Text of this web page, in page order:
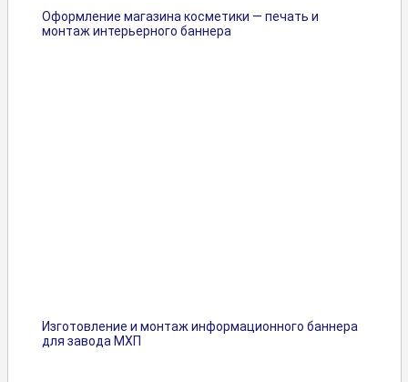
Оформление магазина косметики — печать и
монтаж интерьерного баннера
Изготовление и монтаж информационного баннера
для завода МХП